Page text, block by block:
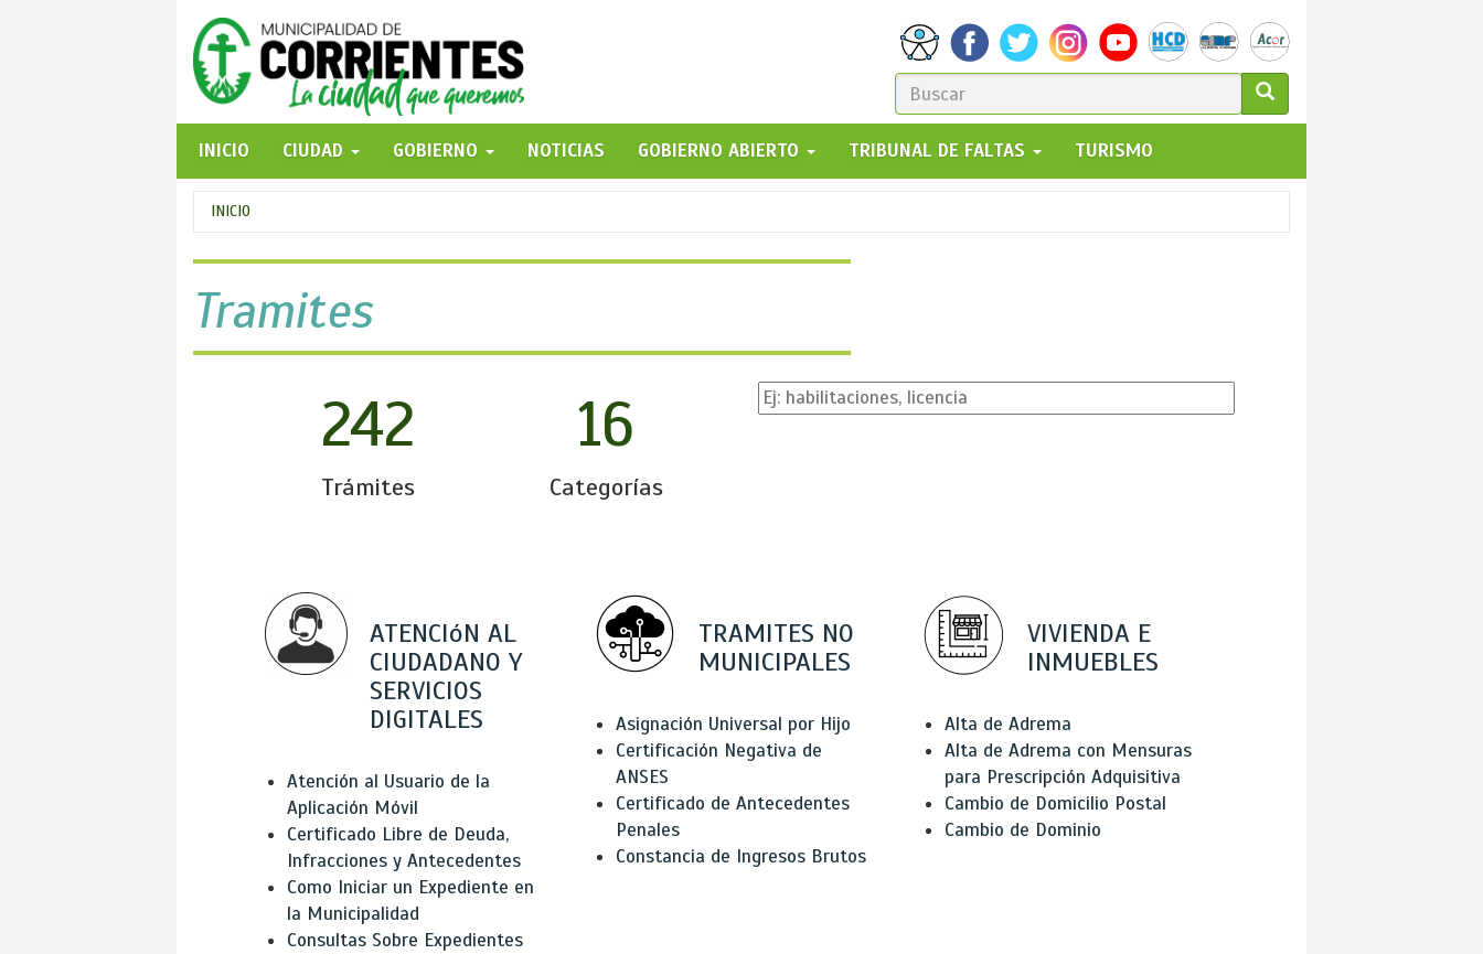
FORMULARIO
DE
BÚSQUEDA
GO!
INICIO
CIUDAD GOBIERNO NOTICIAS GOBIERNO ABIERTO TRIBUNAL DE FALTAS TURISMO
Se
encuentra
usted
aquí
INICIO
Tramites
242
Trámites
16
Categorías
ATENCIóN AL
CIUDADANO Y
SERVICIOS
DIGITALES
Atención al Usuario de la
Aplicación Móvil
Certificado Libre de Deuda,
Infracciones y Antecedentes
Como Iniciar un Expediente en
la Municipalidad
Consultas Sobre Expedientes
TRAMITES NO
MUNICIPALES
Asignación Universal por Hijo
Certificación Negativa de
ANSES
Certificado de Antecedentes
Penales
Constancia de Ingresos Brutos
VIVIENDA E
INMUEBLES
Alta de Adrema
Alta de Adrema con Mensuras
para Prescripción Adquisitiva
Cambio de Domicilio Postal
Cambio de Dominio